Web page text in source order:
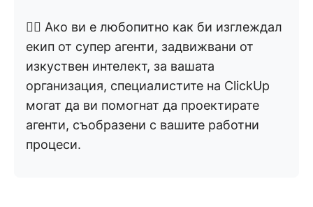
👉🏼 Ако ви е любопитно как би изглеждал
екип от супер агенти, задвижвани от
изкуствен интелект, за вашата
организация, специалистите на ClickUp
могат да ви помогнат да проектирате
агенти, съобразени с вашите работни
процеси.